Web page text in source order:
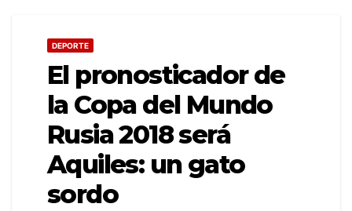
DEPORTE
El pronosticador de
la Copa del Mundo
Rusia 2018 será
Aquiles: un gato
sordo